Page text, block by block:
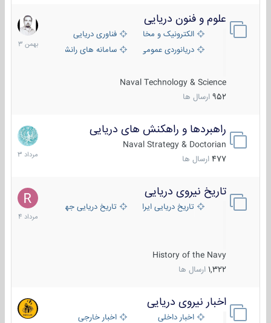
علوم و فنون دریایی
الکترونیک و مخابرات دریاییفناوری دریایی
دریانوردی عمومی
سامانه های رانشی دریایی
Naval Technology & Science
952 ارسال ها
6
بهمن
1403
راهبردها و راهکنش های دریایی
Naval Strategy & Doctorian
477 ارسال ها
2
مرداد
1403
تاریخ نیروی دریایی
تاریخ دریایی ایران تاریخ دریایی جهان
History of the Navy
1,322 ارسال ها
16
مرداد
1404
اخبار نیروی دریایی
اخبار داخلی اخبار خارجی
27
مهر